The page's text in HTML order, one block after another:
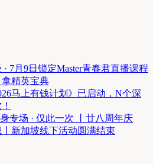
7月9日锁定Master青春君直播课程
精英宝典
马上有钱计划》已启动，N个深
专场 · 仅此一次 丨廿八周年庆
新加坡线下活动圆满结束